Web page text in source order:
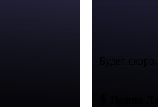
Будет скоро...